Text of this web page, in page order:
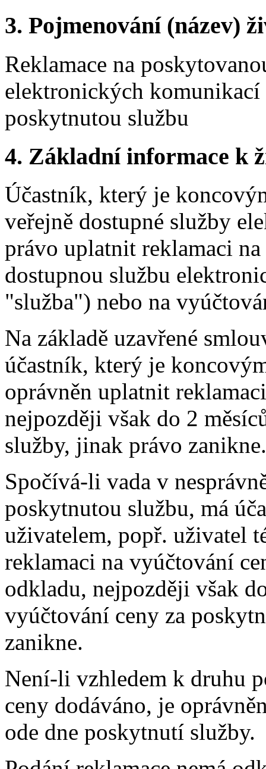
3. Pojmenování (název)
Reklamace na
elektronických komunikací
poskytnutou službu
4. Základní informace k
Účastník, který je
veřejně dostupné služby
právo uplatnit reklamaci
dostupnou službu
"služba") nebo na
Na základě uzavřené
účastník, který je
oprávněn uplatnit
nejpozději však do 2
služby, jinak právo zanikne.
Spočívá-li vada v
poskytnutou službu, má
uživatelem, popř. uživatel
reklamaci na vyúčtování
odkladu, nejpozději však
vyúčtování ceny za
zanikne.
Není-li vzhledem k druhu
ceny dodáváno, je
ode dne poskytnutí služby.